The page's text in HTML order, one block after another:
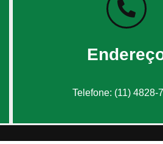
Telefone: (11) 4828-